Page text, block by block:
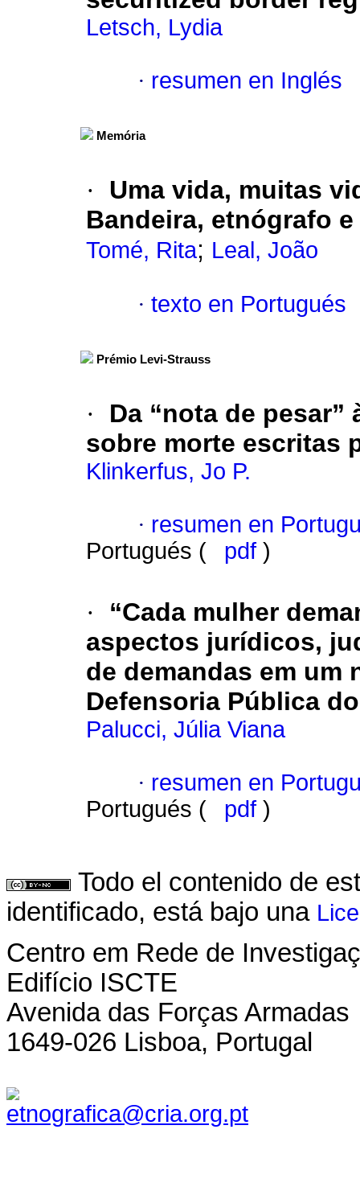
Letsch, Lydia
· resumen en Inglés
Memória
·
Uma vida, muitas
Bandeira, etnógrafo
Tomé, Rita; Leal, João
· texto en Portugués
Prémio Levi-Strauss
·
Da “nota de
sobre morte escritas
Klinkerfus, Jo P.
· resumen en
Portugués (
pdf )
·
“Cada mulher
aspectos jurídicos,
de demandas em um
Defensoria Pública
Palucci, Júlia Viana
· resumen en
Portugués (
pdf )
Todo el contenido de
identificado, está bajo una
Centro em Rede de
Edifício ISCTE
Avenida das Forças Armadas
1649-026 Lisboa, Portugal
etnografica@cria.org.pt